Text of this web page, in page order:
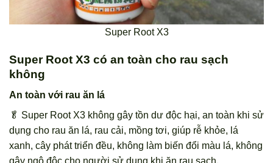
Super Root X3
Super Root X3 có an toàn cho rau sạch
không
An toàn với rau ăn lá
🥬 Super Root X3 không gây tồn dư độc hại, an toàn khi sử
dụng cho rau ăn lá, rau cải, mồng tơi, giúp rễ khỏe, lá
xanh, cây phát triển đều, không làm biến đổi màu lá, không